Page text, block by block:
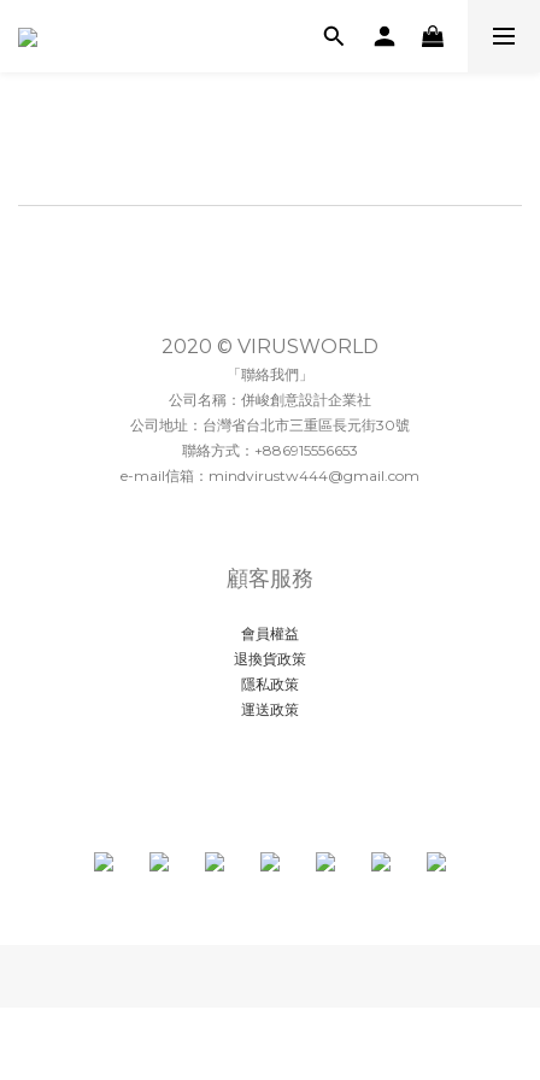
2020 © VIRUSWORLD
「聯絡我們」
公司名稱：併峻創意設計企業社
公司地址：台灣省台北市三重區長元街30號
聯絡方式：+886915556653
e-mail信箱：mindvirustw444@gmail.com
顧客服務
會員權益
退換貨政策
隱私政策
運送政策